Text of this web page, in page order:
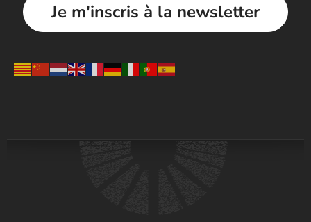
Je m'inscris à la newsletter